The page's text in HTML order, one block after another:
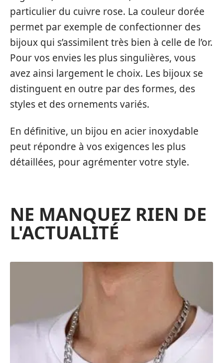
particulier du cuivre rose. La couleur dorée
permet par exemple de confectionner des
bijoux qui s’assimilent très bien à celle de l’or.
Pour vos envies les plus singulières, vous
avez ainsi largement le choix. Les bijoux se
distinguent en outre par des formes, des
styles et des ornements variés.
En définitive, un bijou en acier inoxydable
peut répondre à vos exigences les plus
détaillées, pour agrémenter votre style.
NE MANQUEZ RIEN DE
L'ACTUALITÉ